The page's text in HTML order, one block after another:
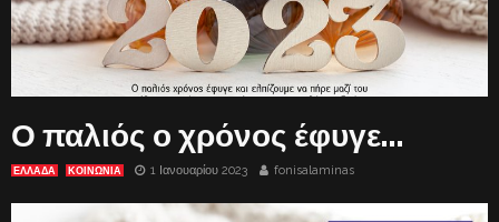
Ο παλιός ο χρόνος έφυγε…
ΕΛΛΑΔΑ ΚΟΙΝΩΝΙΑ 1 Ιανουαρίου 2023 fonisalaminas